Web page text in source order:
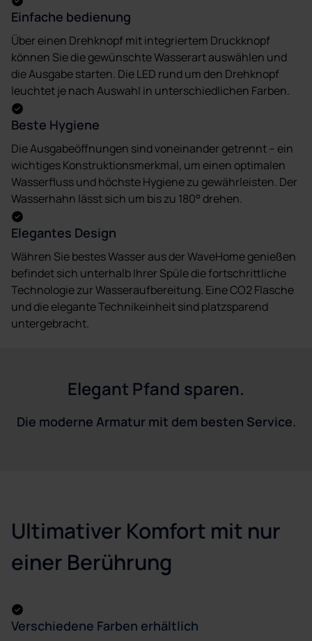
Einfache bedienung
Über einen Drehknopf mit integriertem Druckknopf
können Sie die gewünschte Wasserart auswählen und
die Ausgabe starten. Die LED rund um den Drehknopf
leuchtet je nach Auswahl in unterschiedlichen Farben.
Beste Hygiene
Die Ausgabeöffnungen sind voneinander getrennt – ein
wichtiges Konstruktionsmerkmal, um einen optimalen
Wasserfluss und höchste Hygiene zu gewährleisten. Der
Wasserhahn lässt sich um bis zu 180° drehen.
Elegantes Design
Währen Sie bestes Wasser aus der WaveHome genießen
befindet sich unterhalb Ihrer Spüle die fortschrittliche
Technologie zur Wasseraufbereitung. Eine CO2 Flasche
und die elegante Technikeinheit sind platzsparend
untergebracht.
Elegant Pfand sparen.
Die moderne Armatur mit dem besten Service.
Ultimativer Komfort mit nur
einer Berührung
Verschiedene Farben erhältlich